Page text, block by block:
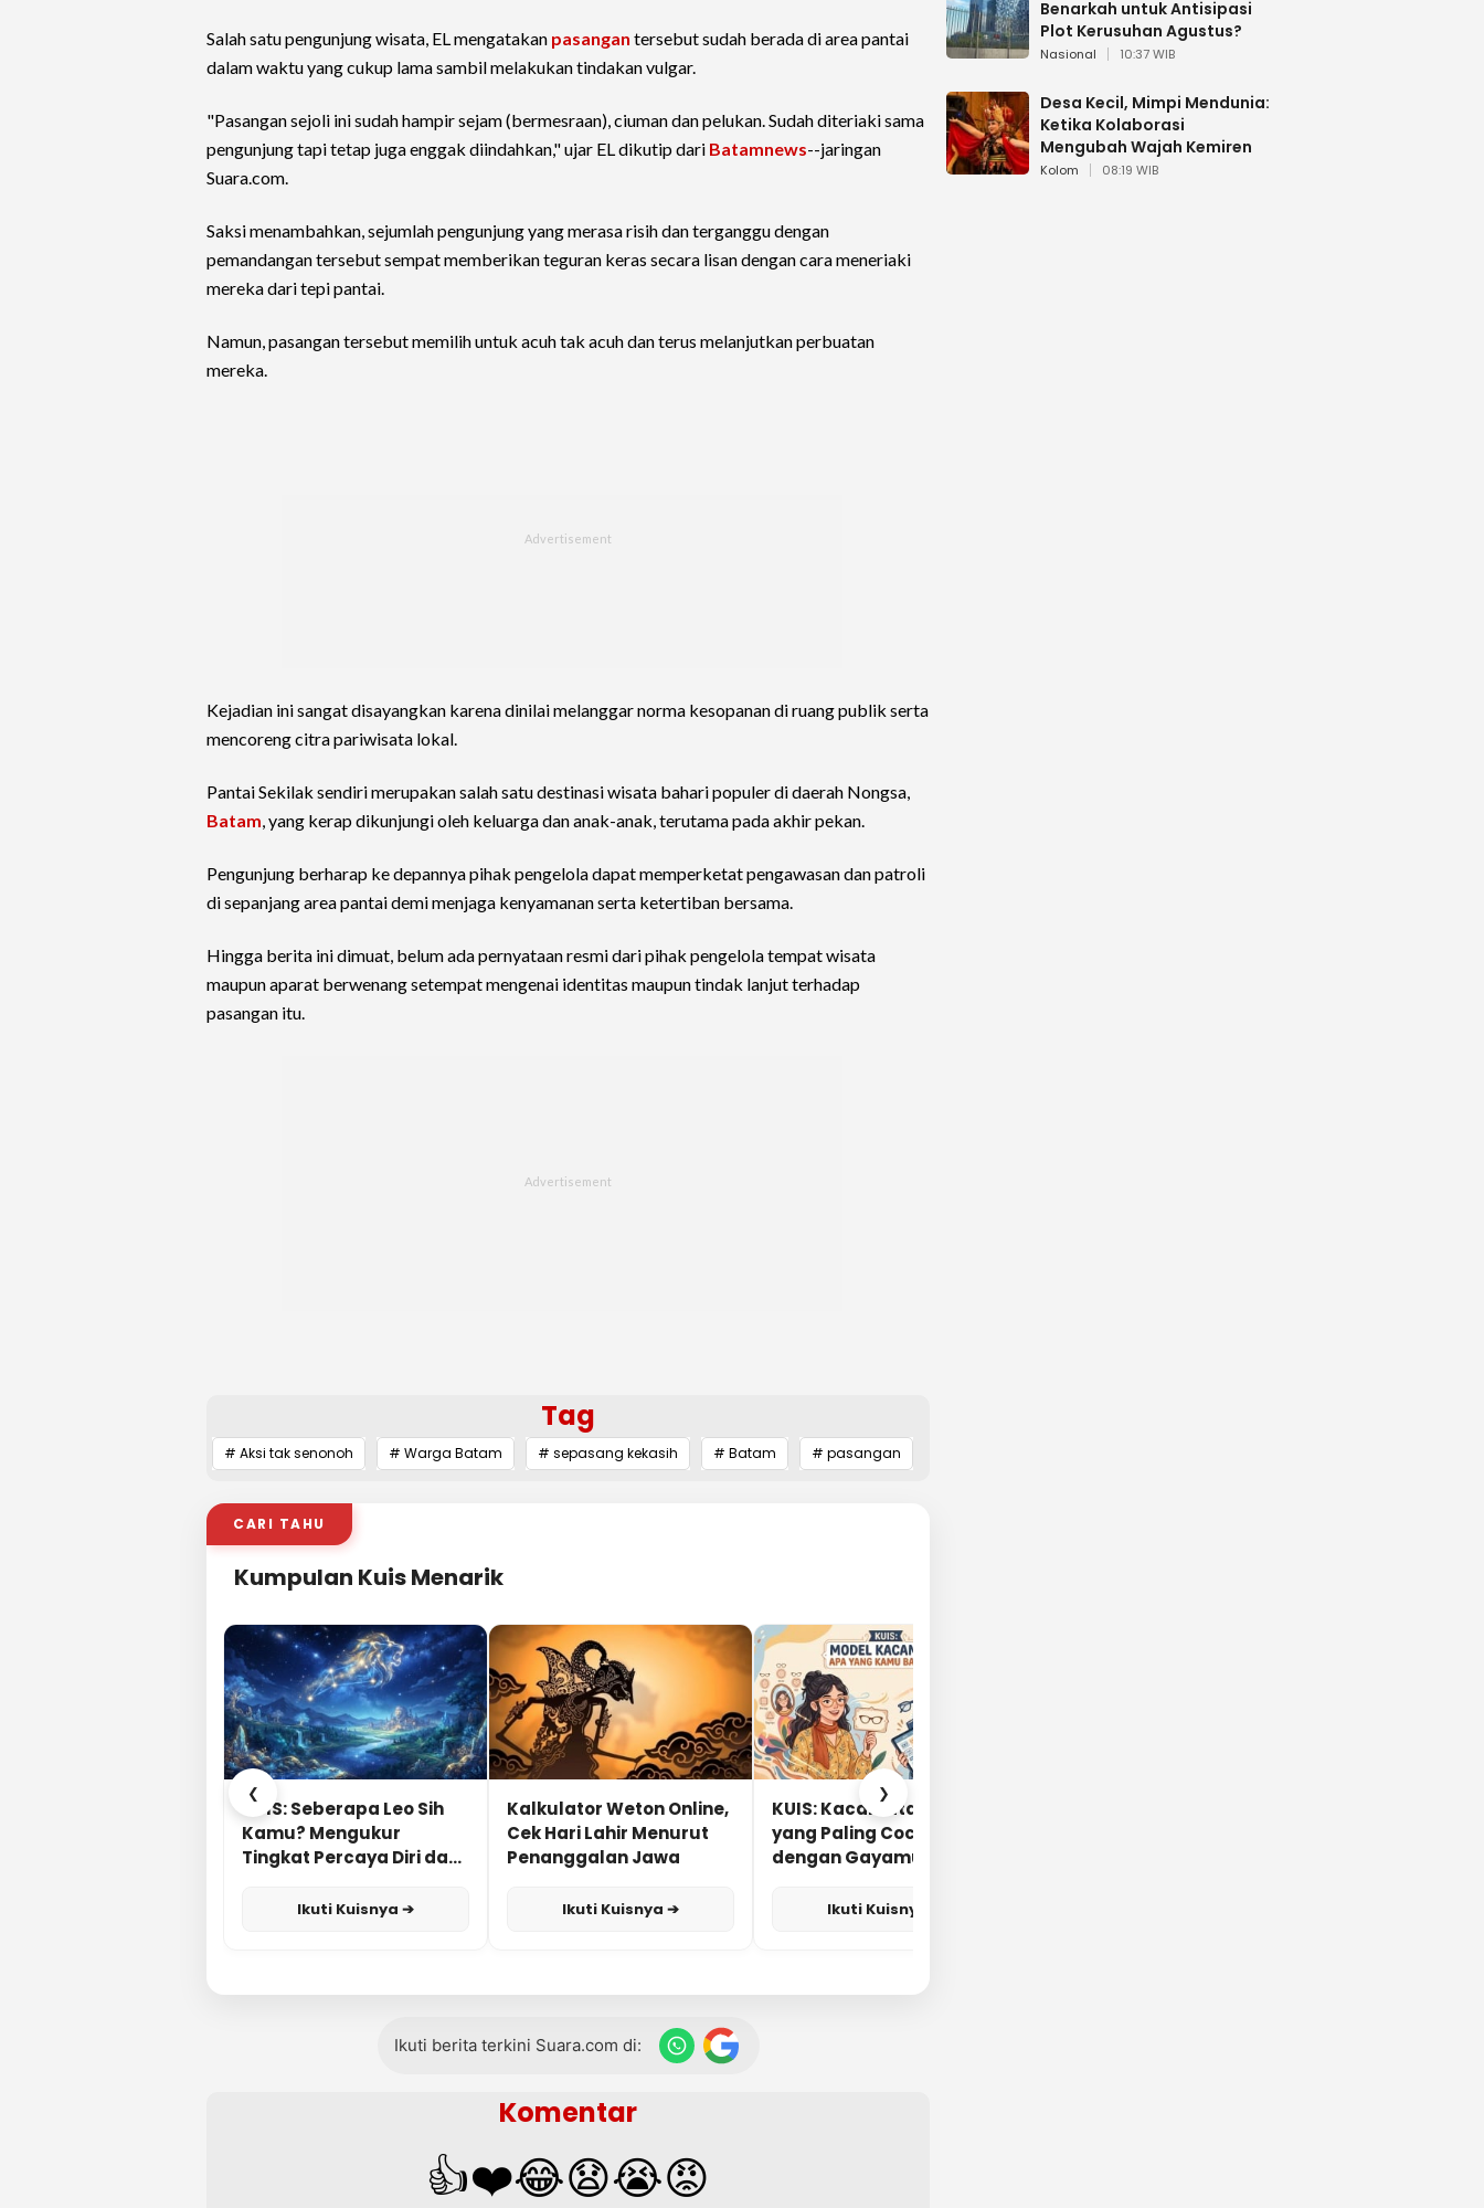
Salah satu pengunjung wisata, EL mengatakan pasangan tersebut sudah berada di area pantai
dalam waktu yang cukup lama sambil melakukan tindakan vulgar.
"Pasangan sejoli ini sudah hampir sejam (bermesraan), ciuman dan pelukan. Sudah diteriaki sama
pengunjung tapi tetap juga enggak diindahkan," ujar EL dikutip dari Batamnews--jaringan
Suara.com.
Saksi menambahkan, sejumlah pengunjung yang merasa risih dan terganggu dengan
pemandangan tersebut sempat memberikan teguran keras secara lisan dengan cara meneriaki
mereka dari tepi pantai.
Namun, pasangan tersebut memilih untuk acuh tak acuh dan terus melanjutkan perbuatan
mereka.
Kejadian ini sangat disayangkan karena dinilai melanggar norma kesopanan di ruang publik serta
mencoreng citra pariwisata lokal.
Pantai Sekilak sendiri merupakan salah satu destinasi wisata bahari populer di daerah Nongsa,
Batam, yang kerap dikunjungi oleh keluarga dan anak-anak, terutama pada akhir pekan.
Pengunjung berharap ke depannya pihak pengelola dapat memperketat pengawasan dan patroli
di sepanjang area pantai demi menjaga kenyamanan serta ketertiban bersama.
Hingga berita ini dimuat, belum ada pernyataan resmi dari pihak pengelola tempat wisata
maupun aparat berwenang setempat mengenai identitas maupun tindak lanjut terhadap
pasangan itu.
Tag
# Aksi tak senonoh # Warga Batam # sepasang kekasih # Batam # pasangan
CARI TAHU
Kumpulan Kuis Menarik
❮
KUIS: Seberapa Leo Sih
Kamu? Mengukur
Tingkat Percaya Diri dan
Ikuti Kuisnya ➔
Kalkulator Weton Online,
Cek Hari Lahir Menurut
Penanggalan Jawa
Ikuti Kuisnya ➔
KUIS: Kacamata Apa
yang Paling Cocok
dengan Gayamu?
Ikuti Kuisnya ➔
❯
Ikuti berita terkini Suara.com di:
Komentar
👍❤️😂😧😭😡
Benarkah untuk Antisipasi
Plot Kerusuhan Agustus?
Nasional 10:37 WIB
Desa Kecil, Mimpi Mendunia:
Ketika Kolaborasi
Mengubah Wajah Kemiren
Kolom 08:19 WIB